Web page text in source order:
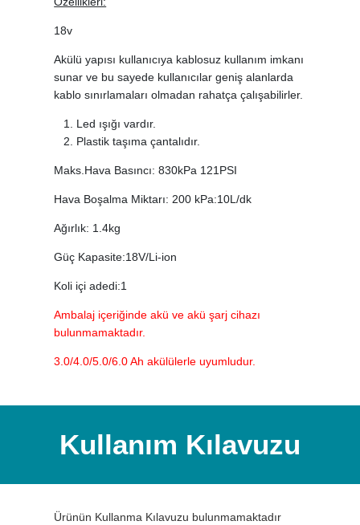
18v
Akülü yapısı kullanıcıya kablosuz kullanım imkanı
sunar ve bu sayede kullanıcılar geniş alanlarda
kablo sınırlamaları olmadan rahatça çalışabilirler.
Led ışığı vardır.
Plastik taşıma çantalıdır.
Maks.Hava Basıncı: 830kPa 121PSI
Hava Boşalma Miktarı: 200 kPa:10L/dk
Ağırlık: 1.4kg
Güç Kapasite:18V/Li-ion
Koli içi adedi:1
Ambalaj içeriğinde akü ve akü şarj cihazı
bulunmamaktadır.
3.0/4.0/5.0/6.0 Ah akülülerle uyumludur.
Kullanım Kılavuzu
Ürünün Kullanma Kılavuzu bulunmamaktadır